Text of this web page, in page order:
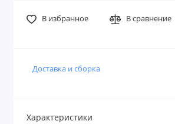
В избранное В сравнение
Доставка и сборка
Характеристики